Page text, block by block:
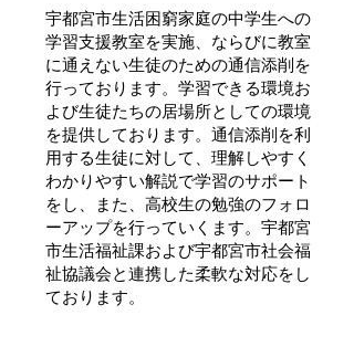
宇都宮市生活困窮家庭の中学生への
学習支援教室を実施、ならびに教室
に通えない生徒のための通信添削を
行っております。学習できる環境お
よび生徒たちの居場所としての環境
を提供しております。通信添削を利
用する生徒に対して、理解しやすく
わかりやすい解説で学習のサポート
をし、また、高校生の勉強のフォロ
ーアップを行っていくます。宇都宮
市生活福祉課および宇都宮市社会福
祉協議会と連携した柔軟な対応をし
ております。